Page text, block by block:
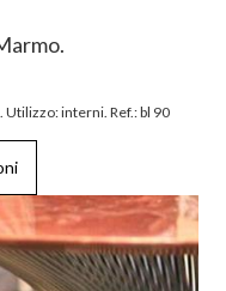
interni. Ref.: bl 90